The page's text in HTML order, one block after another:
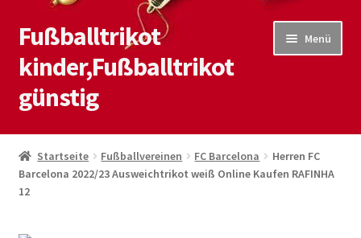
Zur
Navigation
springen
Zum
Inhalt
springen
Fußballtrikot
kinder,Fußballtrikot
günstig
Menü
Start
Blog
Startseite Fußballvereinen FC Barcelona
Herren FC
Barcelona 2022/23 Ausweichtrikot weiß Online Kaufen RAFINHA
12